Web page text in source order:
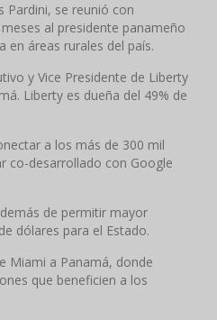
Pardini, se reunió con
al presidente panameño
en áreas rurales del país.
y Vice Presidente de Liberty
Liberty es dueña del 49% de
a los más de 300 mil
co-desarrollado con Google
de permitir mayor
dólares para el Estado.
Miami a Panamá, donde
que beneficien a los